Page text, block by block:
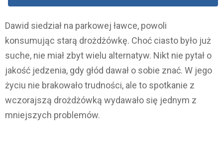
Dawid siedział na parkowej ławce, powoli
konsumując starą drożdżówkę. Choć ciasto było już
suche, nie miał zbyt wielu alternatyw. Nikt nie pytał o
jakość jedzenia, gdy głód dawał o sobie znać. W jego
życiu nie brakowało trudności, ale to spotkanie z
wczorajszą drożdżówką wydawało się jednym z
mniejszych problemów.